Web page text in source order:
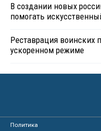
В создании новых
помогать
Реставрация воинских
ускоренном режиме
Политика